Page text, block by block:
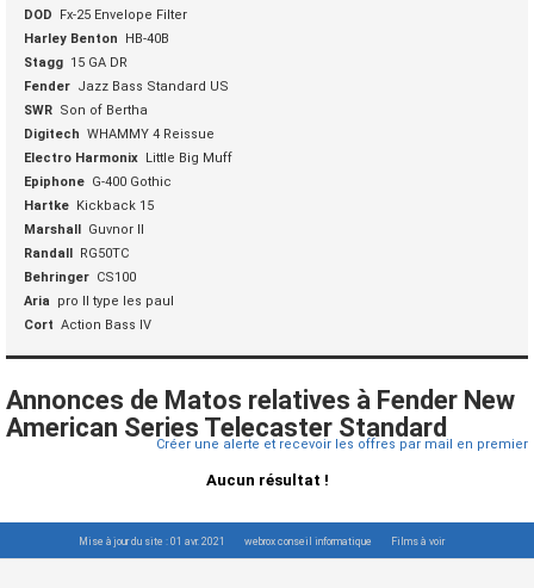
DOD
Fx-25 Envelope Filter
Harley Benton
HB-40B
Stagg 15 GA DR
Fender Jazz Bass Standard US
SWR Son of Bertha
Digitech WHAMMY 4 Reissue
Electro Harmonix Little Big Muff
Epiphone G-400 Gothic
Hartke Kickback 15
Marshall Guvnor II
Randall RG50TC
Behringer CS100
Aria
pro II type les paul
Cort Action Bass IV
Annonces de Matos relatives à Fender New
American Series Telecaster Standard
Créer une alerte et recevoir les offres par mail en premier
Aucun résultat !
Mise à jour du site : 01 avr. 2021 webrox conseil informatique Films à voir